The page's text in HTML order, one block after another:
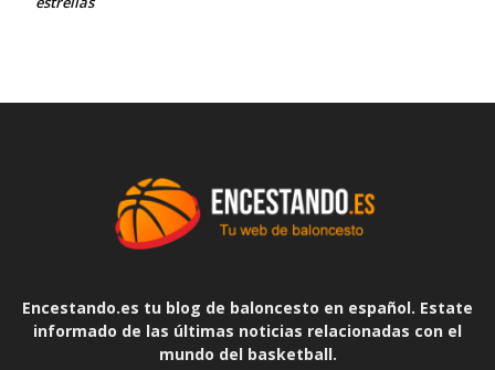
Encestando.es tu blog de baloncesto en español. Estate
informado de las últimas noticias relacionadas con el
mundo del basketball.